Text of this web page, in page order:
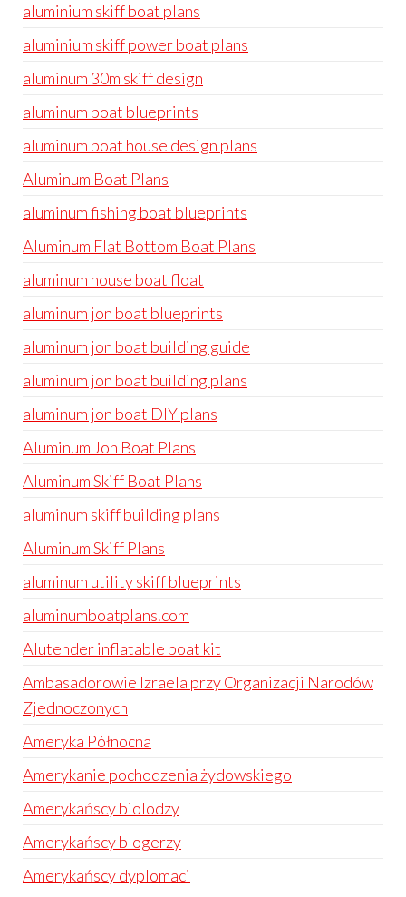
aluminium skiff boat plans
aluminium skiff power boat plans
aluminum 30m skiff design
aluminum boat blueprints
aluminum boat house design plans
Aluminum Boat Plans
aluminum fishing boat blueprints
Aluminum Flat Bottom Boat Plans
aluminum house boat float
aluminum jon boat blueprints
aluminum jon boat building guide
aluminum jon boat building plans
aluminum jon boat DIY plans
Aluminum Jon Boat Plans
Aluminum Skiff Boat Plans
aluminum skiff building plans
Aluminum Skiff Plans
aluminum utility skiff blueprints
aluminumboatplans.com
Alutender inflatable boat kit
Ambasadorowie Izraela przy Organizacji Narodów
Zjednoczonych
Ameryka Północna
Amerykanie pochodzenia żydowskiego
Amerykańscy biolodzy
Amerykańscy blogerzy
Amerykańscy dyplomaci